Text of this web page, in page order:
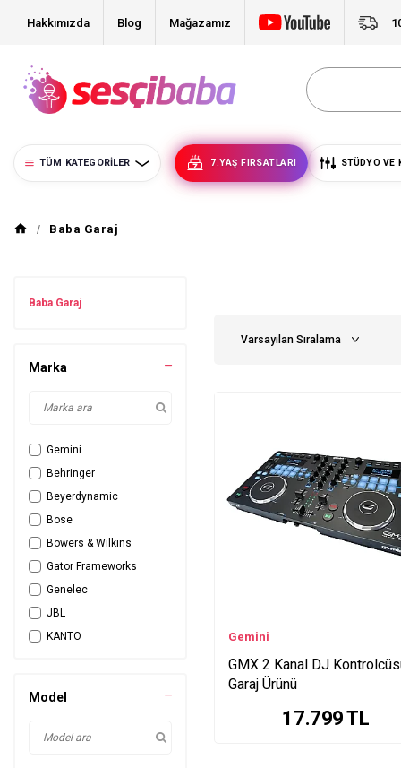
Hakkımızda Blog Mağazamız
TÜM KATEGORILER 7.YAŞ FIRSATLARI STÜDYO VE
Baba Garaj
Baba Garaj
Marka
Gemini
Behringer
Beyerdynamic
Bose
Bowers & Wilkins
Gator Frameworks
Genelec
JBL
KANTO
Model
Gemini
GMX 2 Kanal DJ
Garaj Ürünü
17.799TL